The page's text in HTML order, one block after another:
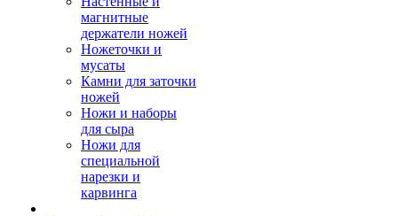
магнитные
держатели ножей
Ножеточки и
мусаты
Камни для заточки
ножей
Ножи и наборы
для сыра
Ножи для
специальной
нарезки и
карвинга